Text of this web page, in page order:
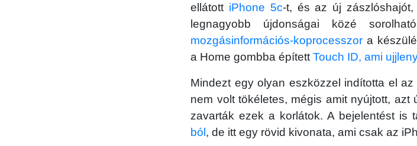
ellátott iPhone 5c-t, és az új zászlóshajót,
legnagyobb újdonságai közé
mozgásinformációs-koprocesszor a
a Home gombba építettTouch ID, ami
Mindezt egy olyan eszközzel indította el
nem volt tökéletes, mégis amit nyújtott,
zavarták ezek a korlátok. A bejelentést is
ból , de itt egy rövid kivonata, ami csak az